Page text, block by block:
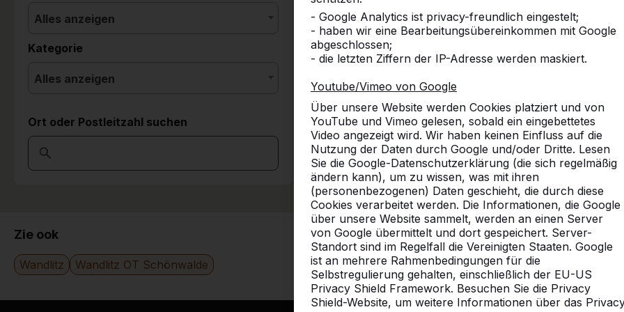
- Google Analytics ist privacy-freundlich eingestelt;
- haben wir eine Bearbeitungsübereinkommen mit Google
abgeschlossen;
- die letzten Ziffern der IP-Adresse werden maskiert.
Youtube/Vimeo von Google
Über unsere Website werden Cookies platziert und von
YouTube und Vimeo gelesen, sobald ein eingebettetes
Video angezeigt wird. Wir haben keinen Einfluss auf die
Nutzung der Daten durch Google und/oder Dritte. Lesen
Sie die Google-Datenschutzerklärung (die sich regelmäßig
ändern kann), um zu wissen, was mit ihren
(personenbezogenen) Daten geschieht, die durch diese
Cookies verarbeitet werden. Die Informationen, die Google
über unsere Website sammelt, werden an einen Server
von Google übermittelt und dort gespeichert. Server-
Standort sind im Regelfall die Vereinigten Staaten. Google
ist an mehrere Rahmenbedingungen für die
Selbstregulierung gehalten, einschließlich der EU-US
Privacy Shield Framework. Besuchen Sie die Privacy
Shield-Website, um weitere Informationen über das
Alles anzeigen
Kategorie
Alles anzeigen
Ort oder Postleitzahl suchen
Zie ook
Wandlitz Wandlitz OT Schönwalde